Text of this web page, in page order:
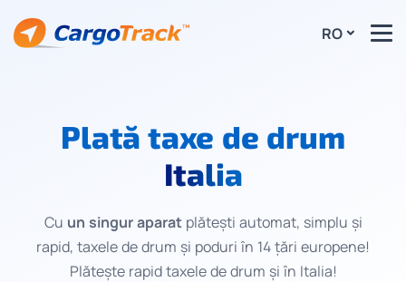
RO
Plată taxe de drum
Italia
Cu un singur aparatplătești automat, simplu și
rapid, taxele de drum și poduri în 14 țări europene!
Plătește rapid taxele de drum și în Italia!